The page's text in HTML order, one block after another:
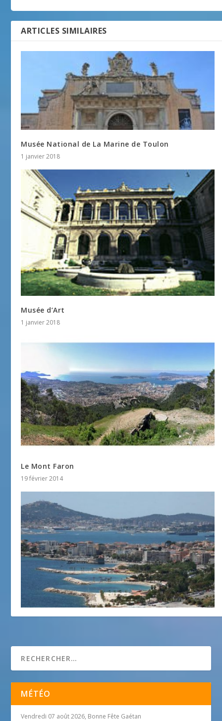
ARTICLES SIMILAIRES
Musée National de La Marine de Toulon
1 janvier 2018
Musée d’Art
1 janvier 2018
Le Mont Faron
19 février 2014
MÉTÉO
Vendredi 07 août 2026, Bonne Fête Gaétan